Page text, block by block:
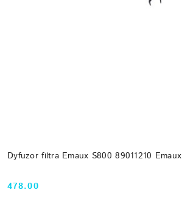
Dyfuzor filtra Emaux S800 89011210 Emaux
Cena:
478.00